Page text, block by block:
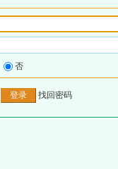
否
找回密码